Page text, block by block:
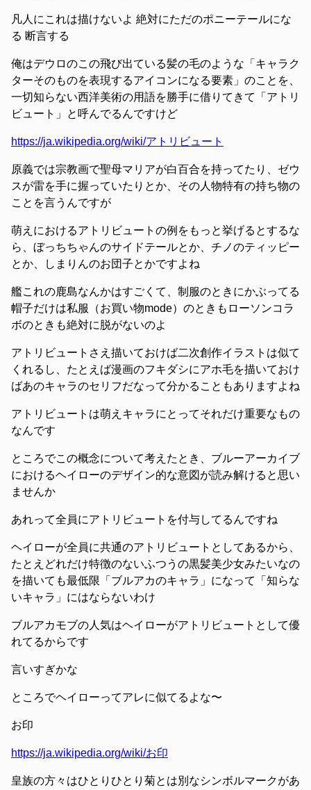
凡人にこれは描けないよ 絶対にただのポニーテールにな
る 断言する
俺はデウロのこの飛び出ている髪の毛のような「キャラク
ターそのものを表現するアイコンになる要素」のことを、
一切知らない西洋美術の用語を勝手に借りてきて「アトリ
ビュート」と呼んでるんですけど
https://ja.wikipedia.org/wiki/アトリビュート
原義では宗教画で聖母マリアが白百合を持ってたり、ゼウ
スが雷を手に握っていたりとか、その人物特有の持ち物の
ことを言うんですが
萌えにおけるアトリビュートの例をもっと挙げるとするな
ら、ぼっちちゃんのサイドテールとか、チノのティッピー
とか、しまりんのお団子とかですよね
艦これの鹿島なんかはすごくて、制服のときにかぶってる
帽子だけは私服（お買い物mode）のときもローソンコラ
ボのときも絶対に脱がないのよ
アトリビュートさえ描いておけば二次創作イラストは似て
くれるし、たとえば漫画のフキダシにアホ毛を描いておけ
ばあのキャラのセリフだなって分かることもありますよね
アトリビュートは萌えキャラにとってそれだけ重要なもの
なんです
ところでこの概念について考えたとき、ブルーアーカイブ
におけるヘイローのデザイン的な意図が読み解けると思い
ませんか
あれって全員にアトリビュートを付与してるんですね
ヘイローが全員に共通のアトリビュートとしてあるから、
たとえどれだけ特徴のないふつうの黒髪美少女みたいなの
を描いても最低限「ブルアカのキャラ」になって「知らな
いキャラ」にはならないわけ
ブルアカモブの人気はヘイローがアトリビュートとして優
れてるからです
言いすぎかな
ところでヘイローってアレに似てるよな〜
お印
https://ja.wikipedia.org/wiki/お印
皇族の方々はひとりひとり菊とは別なシンボルマークがあ